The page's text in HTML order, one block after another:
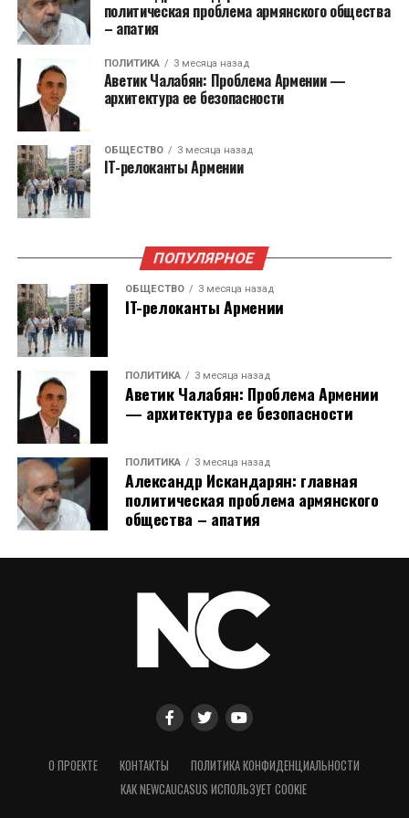
Также принято решение упразднить институт
бизнесомбудсмена. Он перестанет
существовать с 1 января 2026 года. Функции на
себя возьмет Министерство экономики.
Антикоррупционное бюро были учреждены
для выполнения рекомендаций Европейского
Союза в 2023 году.
политическая проблема армянского общества
– апатия
ПОЛИТИКА 3 месяца назад
Аветик Чалабян: Проблема Армении —
архитектура ее безопасности
ОБЩЕСТВО 3 месяца назад
IT-релоканты Армении
ПОПУЛЯРНОЕ
ОБЩЕСТВО 3 месяца назад
IT-релоканты Армении
ПОЛИТИКА 3 месяца назад
Аветик Чалабян: Проблема Армении
— архитектура ее безопасности
ПОЛИТИКА 3 месяца назад
Александр Искандарян: главная
политическая проблема армянского
общества – апатия
О ПРОЕКТЕ КОНТАКТЫ
ПОЛИТИКА КОНФИДЕНЦИАЛЬНОСТИ
КАК NEWCAUCASUS ИСПОЛЬЗУЕТ COOKIE